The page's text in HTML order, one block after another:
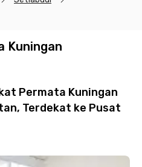
Kuningan
Permata Kuningan
Terdekat ke Pusat